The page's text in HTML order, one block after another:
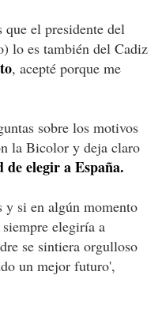
el presidente del
lo es también del Cadiz
, acepté porque me
sobre los motivos
la Bicolor y deja claro
elegir a España.
y si en algún momento
elegiría a
se sintiera orgulloso
un mejor futuro',